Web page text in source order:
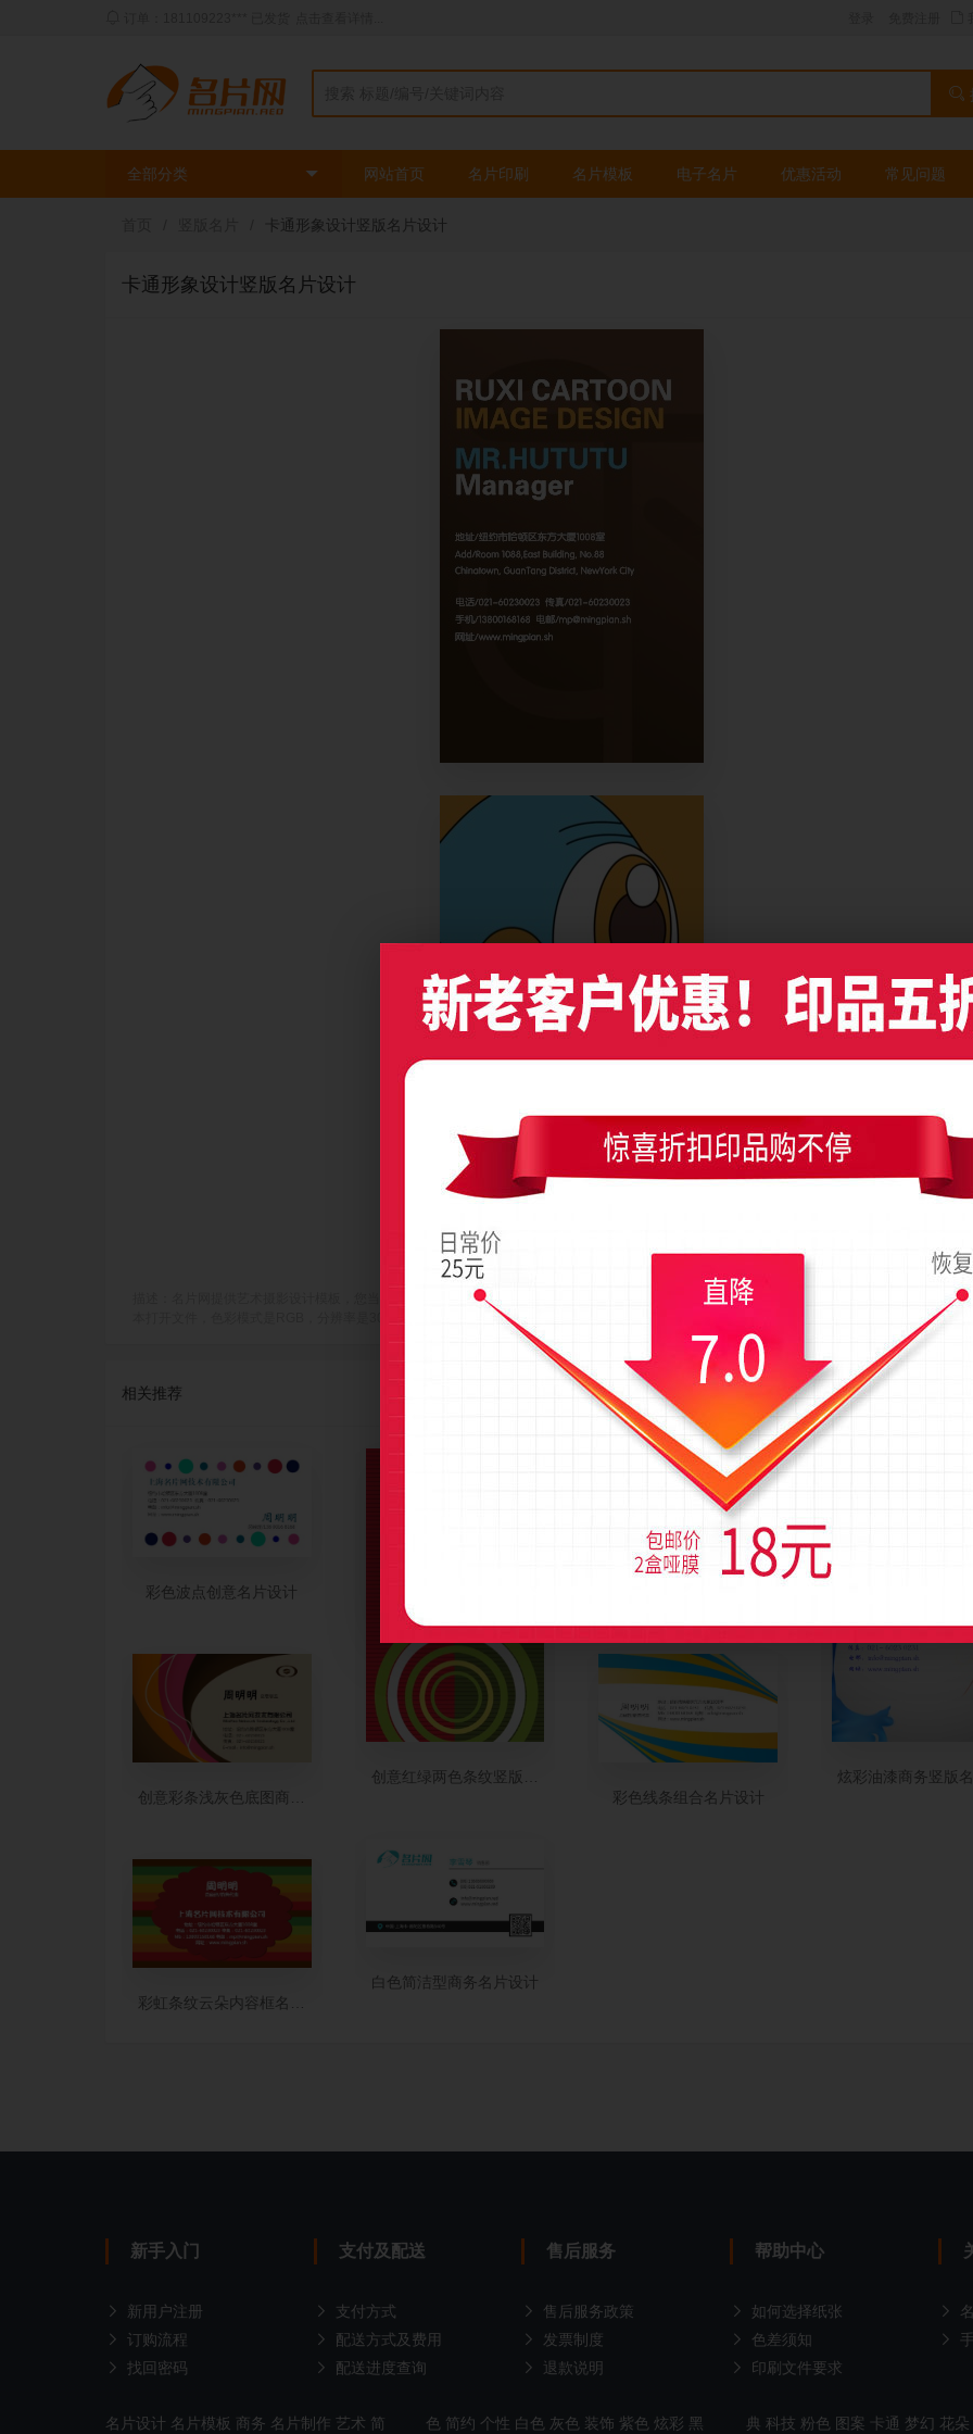
全部分类 网站首页 名片印刷 名片模板 电子名片 优惠活动 常见问题
卡通形象设计竖版名片设计
卡通形象设计竖版名片设计
描述：名片网提供艺术摄影设计模板，您当前访问作品主题是卡通形象设计竖版名片设计，编号是10305，文件格式PDF，请使用Illustrator CC及
本打开文件，色彩模式是RGB，分辨率是300dpi(像素/英寸)，成品尺寸是54x90毫米；上传时间为2019-07-21 07:53 星期日
相关推荐
彩色波点创意名片设计
创意彩条浅灰色底图商业名片设计
彩虹条纹云朵内容框名片设计
创意红绿两色条纹竖版名片设计
白色简洁型商务名片设计
彩色线条组合名片设计
炫彩油漆商务竖版
新手入门
新用户注册
订购流程
找回密码
支付及配送
支付方式
配送方式及费用
配送进度查询
售后服务
售后服务政策
发票制度
退款说明
帮助中心
如何选择纸张
色差须知
印刷文件要求
名片设计 名片模板 商务 名片制作 艺术 简 色 简约 个性 白色 灰色 装饰 紫色 炫彩 黑 典 科技 粉色 图案 卡通 梦幻 花朵